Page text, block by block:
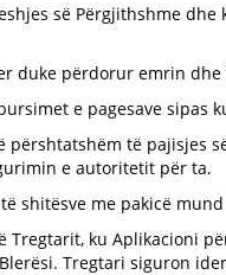
së Përgjithshme
duke përdorur emrin
e pagesave sipas
të pajisjes
e autoritetit për ta.
shitësve me pakicë
ku Aplikacioni
Tregtari siguron